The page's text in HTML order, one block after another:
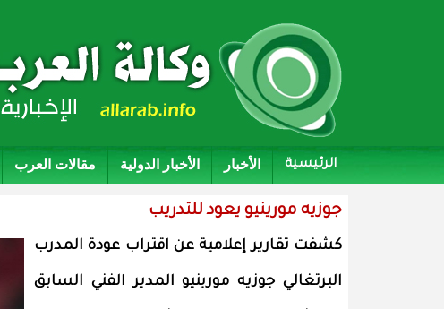
الرئيسية الأخبار الأخبار الدولية مقالات العرب
جوزيه مورينيو يعود للتدريب
كشفت تقارير إعلامية عن اقتراب عودة المدرب
البرتغالي جوزيه مورينيو المدير الفني السابق